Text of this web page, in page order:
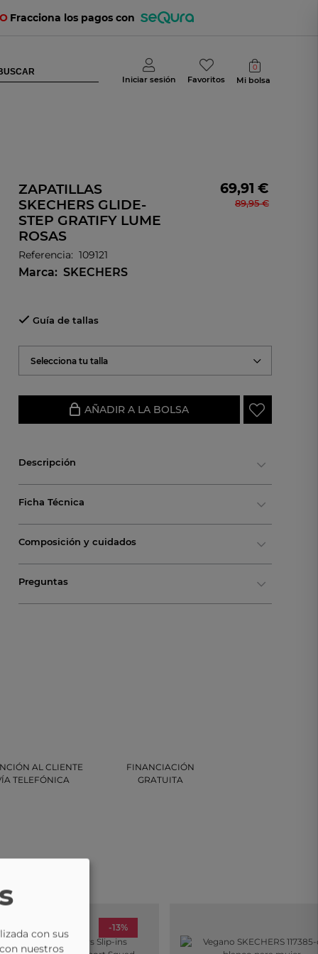
Fracciona los pagos con
Iniciar sesión Favoritos
0
Mi bolsa
ZAPATILLAS
SKECHERS GLIDE-
STEP GRATIFY LUME
ROSAS
Referencia: 109121
Marca: SKECHERS
69,91 €
89,95 €
Guía de tallas
Selecciona tu talla
AÑADIR A LA BOLSA
Descripción
Ficha Técnica
Composición y cuidados
Preguntas
AL CLIENTE
TELEFÓNICA
FINANCIACIÓN
GRATUITA
-13%
con sus
nuestros